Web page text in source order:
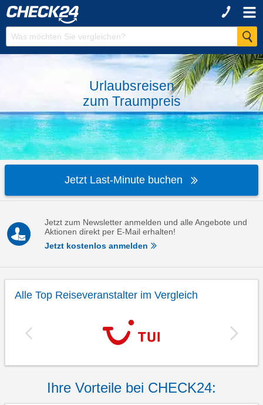
Urlaubsreisen
zum Traumpreis
Jetzt Last-Minute buchen
Jetzt zum Newsletter anmelden und alle Angebote und
Aktionen direkt per E-Mail erhalten!
Jetzt kostenlos anmelden
Alle Top Reiseveranstalter im Vergleich
Ihre Vorteile bei CHECK24: